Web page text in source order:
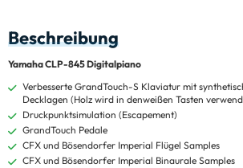
Beschreibung
Yamaha CLP-845 Digitalpiano
Verbesserte GrandTouch-S Klaviatur mit
Decklagen (Holz wird in denweißen Tasten
Druckpunktsimulation (Escapement)
GrandTouch Pedale
CFX und Bösendorfer Imperial Flügel Samples
CFX und Bösendorfer Imperial Binaurale Samples